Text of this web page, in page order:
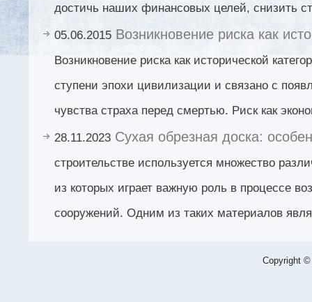
достичь наших финансовых целей, снизить
05.06.2015 Возникновение риска как
Возникновение риска как исторической
ступени эпохи цивилизации и связано с
чувства страха перед смертью. Риск как
28.11.2023 Сухая обрезная доска:
строительстве используется множество
из которых играет важную роль в процессе
сооружений. Одним из таких материалов
Copyright ©